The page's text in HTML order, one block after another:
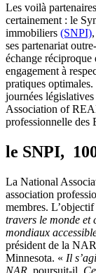
Les voilà
certainement : le
immobiliers (SNPI)
ses partenariat
échange réciproque
engagement à
pratiques
journées législatives
Association of
professionnelle des
le SNPI,
La National
association
membres.
travers le monde et
mondiaux
président de la
Minnesota. « Il
NAR, poursuit-il.